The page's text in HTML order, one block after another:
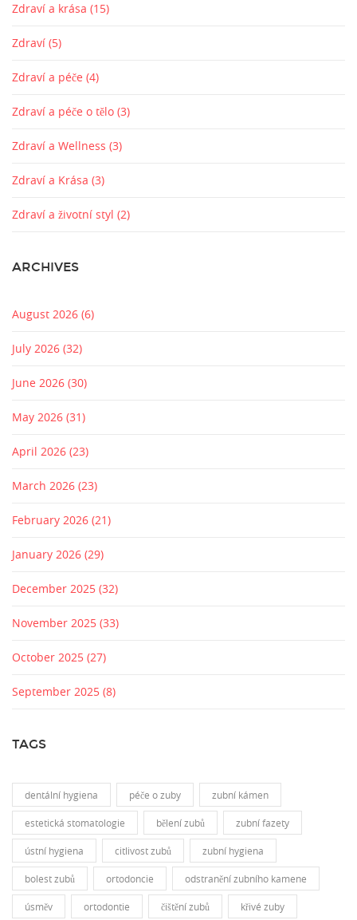
Zdraví a krása (15)
Zdraví (5)
Zdraví a péče (4)
Zdraví a péče o tělo (3)
Zdraví a Wellness (3)
Zdraví a Krása (3)
Zdraví a životní styl (2)
ARCHIVES
August 2026 (6)
July 2026 (32)
June 2026 (30)
May 2026 (31)
April 2026 (23)
March 2026 (23)
February 2026 (21)
January 2026 (29)
December 2025 (32)
November 2025 (33)
October 2025 (27)
September 2025 (8)
TAGS
dentální hygiena péče o zuby zubní kámen
estetická stomatologie bělení zubů zubní fazety
ústní hygiena citlivost zubů zubní hygiena
bolest zubů ortodoncie odstranění zubního kamene
úsměv ortodontie čištění zubů křivé zuby